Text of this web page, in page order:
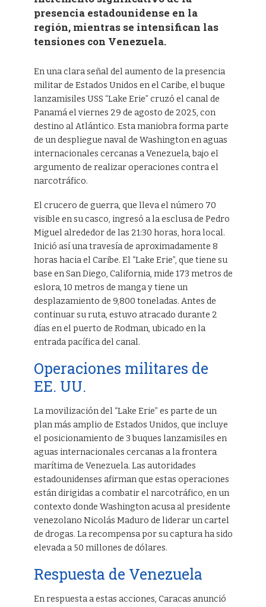
presencia estadounidense en la
región, mientras se intensifican las
tensiones con Venezuela.
En una clara señal del aumento de la presencia
militar de Estados Unidos en el Caribe, el buque
lanzamisiles USS “Lake Erie” cruzó el canal de
Panamá el viernes 29 de agosto de 2025, con
destino al Atlántico. Esta maniobra forma parte
de un despliegue naval de Washington en aguas
internacionales cercanas a Venezuela, bajo el
argumento de realizar operaciones contra el
narcotráfico.
El crucero de guerra, que lleva el número 70
visible en su casco, ingresó a la esclusa de Pedro
Miguel alrededor de las 21:30 horas, hora local.
Inició así una travesía de aproximadamente 8
horas hacia el Caribe. El “Lake Erie”, que tiene su
base en San Diego, California, mide 173 metros de
eslora, 10 metros de manga y tiene un
desplazamiento de 9,800 toneladas. Antes de
continuar su ruta, estuvo atracado durante 2
días en el puerto de Rodman, ubicado en la
entrada pacífica del canal.
Operaciones militares de
EE. UU.
La movilización del “Lake Erie” es parte de un
plan más amplio de Estados Unidos, que incluye
el posicionamiento de 3 buques lanzamisiles en
aguas internacionales cercanas a la frontera
marítima de Venezuela. Las autoridades
estadounidenses afirman que estas operaciones
están dirigidas a combatir el narcotráfico, en un
contexto donde Washington acusa al presidente
venezolano Nicolás Maduro de liderar un cartel
de drogas. La recompensa por su captura ha sido
elevada a 50 millones de dólares.
Respuesta de Venezuela
En respuesta a estas acciones, Caracas anunció